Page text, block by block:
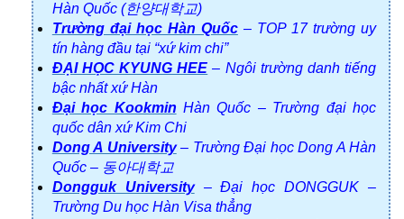
Hàn Quốc (한양대학교)
Trường đại học Hàn Quốc– TOP 17 trường uy
tín hàng đầu tại “xứ kim chi”
ĐẠI HỌC KYUNG HEE – Ngôi trường danh tiếng
bậc nhất xứ Hàn
Đại học Kookmin Hàn Quốc – Trường đại học
quốc dân xứ Kim Chi
Dong A University– Trường Đại học Dong A Hàn
Quốc – 동아대학교
Dongguk University– Đại học DONGGUK –
Trường Du học Hàn Visa thẳng